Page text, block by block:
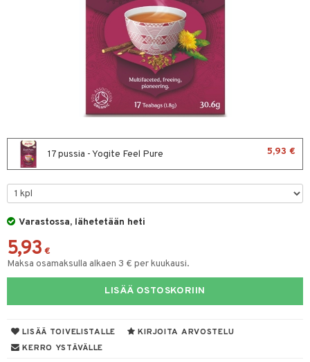
17 pussia - Yogite Feel Pure 5,93 €
Varastossa, lähetetään heti
5,93 €
Maksa osamaksulla alkaen 3 € per kuukausi.
LISÄÄ OSTOSKORIIN
LISÄÄ TOIVELISTALLE
KIRJOITA ARVOSTELU
KERRO YSTÄVÄLLE
& siementahnoja